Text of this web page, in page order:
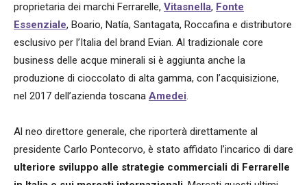
proprietaria dei marchi Ferrarelle, Vitasnella, Fonte
Essenziale, Boario, Natía, Santagata, Roccafina e distributore
esclusivo per l’Italia del brand Evian. Al tradizionale core
business delle acque minerali si è aggiunta anche la
produzione di cioccolato di alta gamma, con l’acquisizione,
nel 2017 dell’azienda toscana Amedei.
Al neo direttore generale, che riporterà direttamente al
presidente Carlo Pontecorvo, è stato affidato l’incarico di dare
ulteriore sviluppo alle strategie commerciali di Ferrarelle